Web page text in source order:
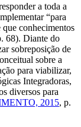
a toda a
“para
conhecimentos
68). Diante do
sobreposição de
sobre a
para viabilizar,
Integradoras,
diversos para
2015, p.